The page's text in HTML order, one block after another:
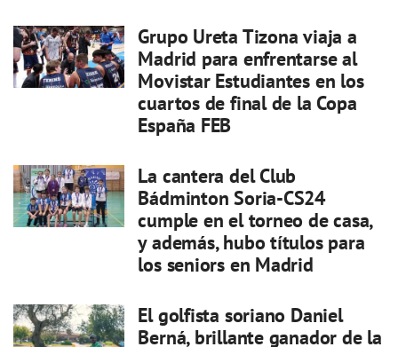
Grupo Ureta Tizona viaja a
Madrid para enfrentarse al
Movistar Estudiantes en los
cuartos de final de la Copa
España FEB
La cantera del Club
Bádminton Soria-CS24
cumple en el torneo de casa,
y además, hubo títulos para
los seniors en Madrid
El golfista soriano Daniel
Berná, brillante ganador de la